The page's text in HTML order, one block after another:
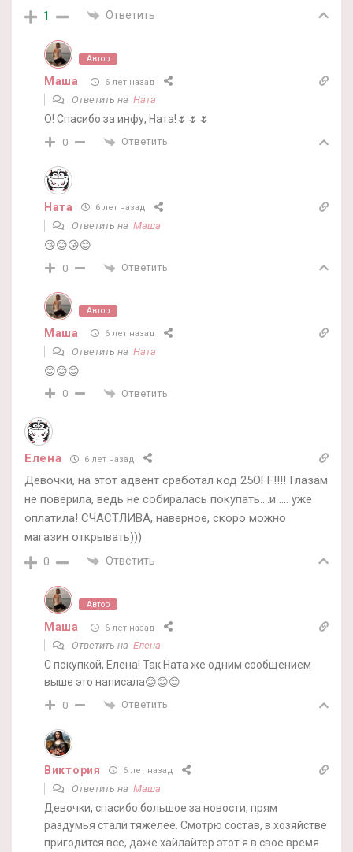
1 Ответить
Автор
Маша 6 лет назад
Ответить на Ната
О! Спасибо за инфу, Ната!🌷🌷🌷
0 Ответить
Ната 6 лет назад
Ответить на Маша
😘😊😘😊
0 Ответить
Автор
Маша 6 лет назад
Ответить на Ната
😊😊😊
0 Ответить
Елена 6 лет назад
Девочки, на этот адвент сработал код 25OFF!!!! Глазам
не поверила, ведь не собиралась покупать….и …. уже
оплатила! СЧАСТЛИВА, наверное, скоро можно
магазин открывать)))
0 Ответить
Автор
Маша 6 лет назад
Ответить на Елена
С покупкой, Елена! Так Ната же одним сообщением
выше это написала😊😊😊
0 Ответить
Виктория 6 лет назад
Ответить на Маша
Девочки, спасибо большое за новости, прям
раздумья стали тяжелее. Смотрю состав, в хозяйстве
пригодится все, даже хайлайтер этот я в свое время